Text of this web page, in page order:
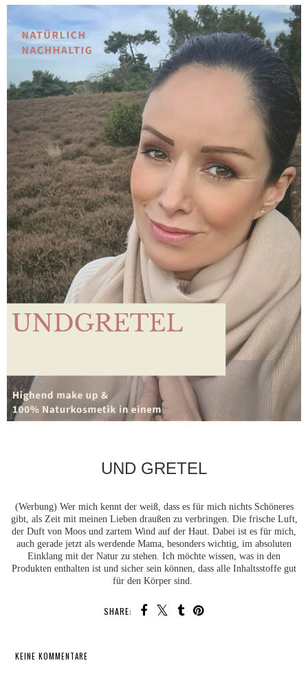
UND GRETEL
(Werbung) Wer mich kennt der weiß, dass es für mich nichts Schöneres
gibt, als Zeit mit meinen Lieben draußen zu verbringen. Die frische Luft,
der Duft von Moos und zartem Wind auf der Haut. Dabei ist es für mich,
auch gerade jetzt als werdende Mama, besonders wichtig, im absoluten
Einklang mit der Natur zu stehen. Ich möchte wissen, was in den
Produkten enthalten ist und sicher sein können, dass alle Inhaltsstoffe gut
für den Körper sind.
SHARE:
KEINE KOMMENTARE